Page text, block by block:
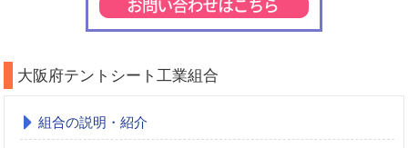
大阪府テントシート工業組合
組合の説明・紹介